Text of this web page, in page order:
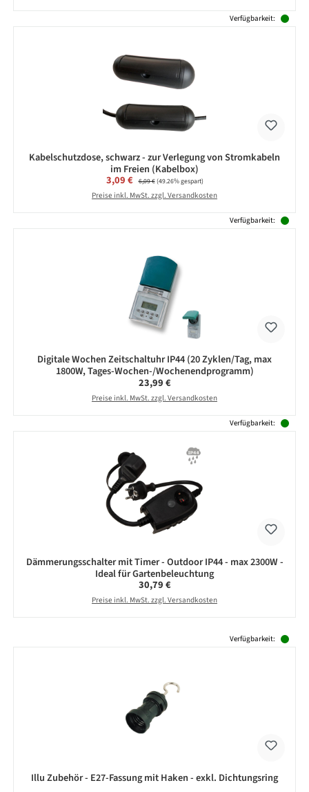
Verfügbarkeit:
Kabelschutzdose, schwarz - zur Verlegung von Stromkabeln
im Freien (Kabelbox)
Verkaufspreis:
3,09 € Regulärer Preis:
6,09 €(49.26% gespart)
Preise inkl. MwSt. zzgl. Versandkosten
Verfügbarkeit:
Digitale Wochen Zeitschaltuhr IP44 (20 Zyklen/Tag, max
1800W, Tages-Wochen-/Wochenendprogramm)
Regulärer Preis:
23,99 €
Preise inkl. MwSt. zzgl. Versandkosten
Verfügbarkeit:
Dämmerungsschalter mit Timer - Outdoor IP44 - max 2300W -
Ideal für Gartenbeleuchtung
Regulärer Preis:
30,79 €
Preise inkl. MwSt. zzgl. Versandkosten
Verfügbarkeit:
Illu Zubehör - E27-Fassung mit Haken - exkl. Dichtungsring